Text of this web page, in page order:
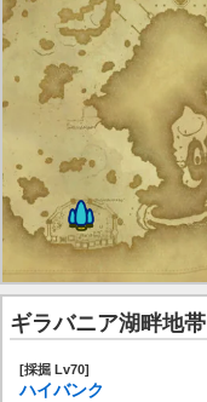
ギラバニア湖畔地帯
[採掘 Lv70]
ハイバンク